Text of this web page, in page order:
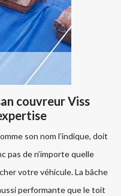
couvreur Viss
son nom l’indique, doit
pas de n’importe quelle
votre véhicule. La bâche
performante que le toit